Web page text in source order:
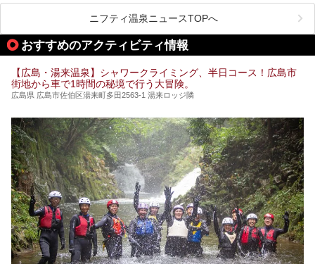
いった個性が魅力の温泉も、どちらも充実している広島県。
今回は、そんな広島県にある温浴施設のなかから、筆者が
「一度訪ねてみたい」と気になっている魅力的な施設を5件
ピックアップして紹介します。
※2021/07/30時点の情報です。
ニフティ温泉ニュースTOPへ
おすすめのアクティビティ情報
【広島・湯来温泉】シャワークライミング、半日コース！広島市
街地から車で1時間の秘境で行う大冒険。
広島県 広島市佐伯区湯来町多田2563-1 湯来ロッジ隣